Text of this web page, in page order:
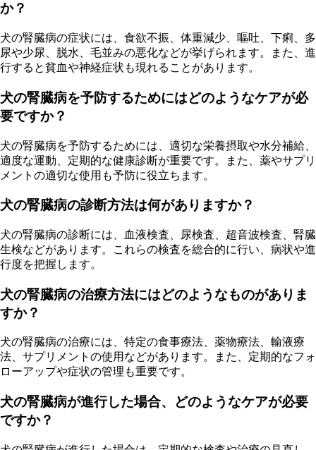
か？
犬の腎臓病の症状には、食欲不振、体重減少、嘔吐、下痢、多
尿や少尿、脱水、毛並みの悪化などが挙げられます。また、進
行すると貧血や神経症状も現れることがあります。
犬の腎臓病を予防するためにはどのようなケアが必
要ですか？
犬の腎臓病を予防するためには、適切な栄養摂取や水分補給、
適度な運動、定期的な健康診断が重要です。また、薬やサプリ
メントの適切な使用も予防に役立ちます。
犬の腎臓病の診断方法は何がありますか？
犬の腎臓病の診断には、血液検査、尿検査、超音波検査、腎臓
生検などがあります。これらの検査を総合的に行い、病状や進
行度を把握します。
犬の腎臓病の治療方法にはどのようなものがありま
すか？
犬の腎臓病の治療には、特定の食事療法、薬物療法、輸液療
法、サプリメントの使用などがあります。また、定期的なフォ
ローアップや症状の管理も重要です。
犬の腎臓病が進行した場合、どのようなケアが必要
ですか？